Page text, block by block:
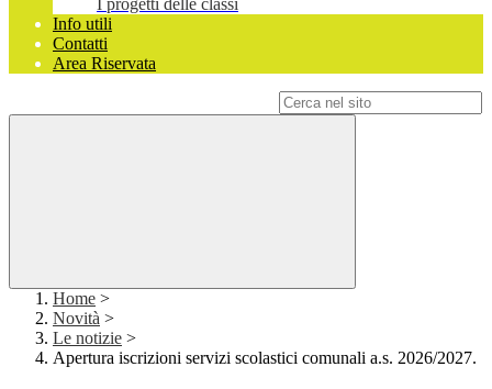
I progetti delle classi
Info utili
Contatti
Area Riservata
Home >
Novità >
Le notizie >
Apertura iscrizioni servizi scolastici comunali a.s. 2026/2027.